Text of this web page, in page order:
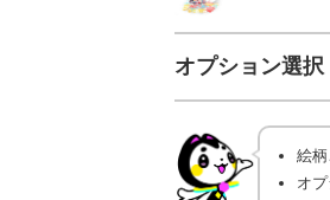
オプション選択
絵柄
オ